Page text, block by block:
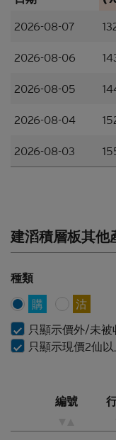
或下載當中任何內
並非邀約/意見/
本香港網站所載
網站所提述或所
因、意見或建議
的內容並不構成
並無核證
源，然而，網站
該等材料未必完
其他資料可予更
並無責任對材料
其聯繫人及關聯
合理性或任何該
何類型的聲明或
站所登載的材料
2026-08-07
2026-08-06
2026-08-05
2026-08-04
2026-08-03
建滔積層板其他
種類
購
沽
只顯示價外/未被
只顯示現價2仙
編號